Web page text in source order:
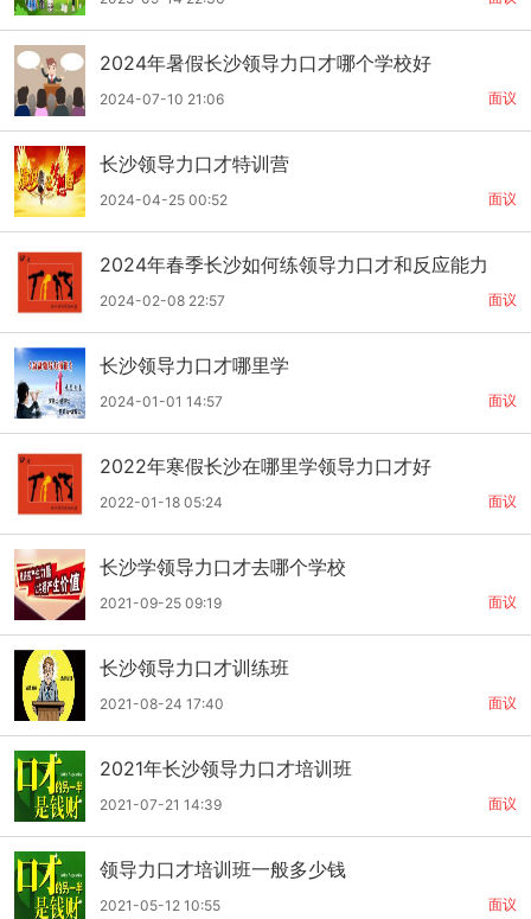
2024年暑假长沙领导力口才哪个学校好
面议
2024-07-10 21:06
长沙领导力口才特训营
面议
2024-04-25 00:52
2024年春季长沙如何练领导力口才和反应能力
面议
2024-02-08 22:57
长沙领导力口才哪里学
面议
2024-01-01 14:57
2022年寒假长沙在哪里学领导力口才好
面议
2022-01-18 05:24
长沙学领导力口才去哪个学校
面议
2021-09-25 09:19
长沙领导力口才训练班
面议
2021-08-24 17:40
2021年长沙领导力口才培训班
面议
2021-07-21 14:39
领导力口才培训班一般多少钱
面议
2021-05-12 10:55